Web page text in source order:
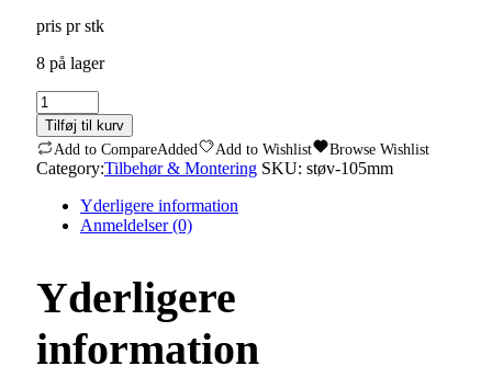
kr.79.00.
pris pr stk
8 på lager
Støvhætte
105mm
quantity
Tilføj til kurv
Add to CompareAdded Add to Wishlist Browse Wishlist
Category:Tilbehør & Montering SKU: støv-105mm
Yderligere information
Anmeldelser (0)
Yderligere
information